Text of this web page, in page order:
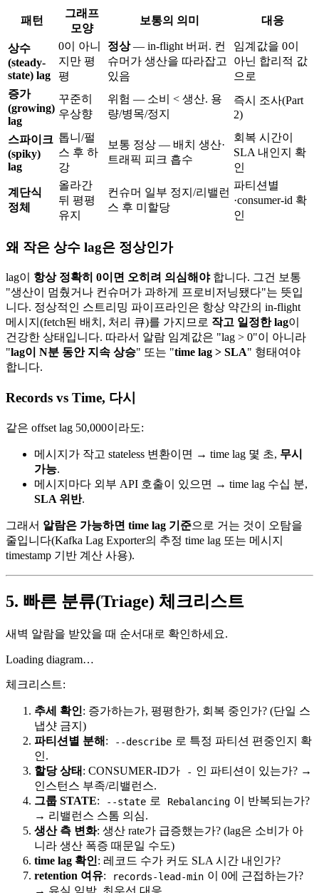
패턴
그래프
모양
보통의 의미 대응
상수
(steady-
state) lag
0이 아니
지만 평
평
정상— in-flight 버퍼. 컨
슈머가 생산을 따라잡고
있음
임계값을 0이
아닌 합리적 값
으로
증가
(growing)
lag
꾸준히
우상향
위험 — 소비 < 생산. 용
량/병목/정지
즉시 조사(Part
2)
스파이크
(spiky)
lag
톱니/펄
스 후 하
강
보통 정상 — 배치 생산·
트래픽 피크 흡수
회복 시간이
SLA 내인지 확
인
계단식
정체
올라간
뒤 평평
유지
컨슈머 일부 정지/리밸런
스 후 미할당
파티션별
·consumer-id 확
인
왜 작은 상수 lag은 정상인가
lag이 항상 정확히 0이면 오히려 의심해야합니다. 그건 보통
"생산이 멈췄거나 컨슈머가 과하게 프로비저닝됐다"는 뜻입
니다. 정상적인 스트리밍 파이프라인은 항상 약간의 in-flight
메시지(fetch된 배치, 처리 큐)를 가지므로 작고 일정한 lag이
건강한 상태입니다. 따라서 알람 임계값은 "lag > 0"이 아니라
"lag이 N분 동안 지속 상승" 또는 "time lag > SLA" 형태여야
합니다.
Records vs Time, 다시
같은 offset lag 50,000이라도:
메시지가 작고 stateless 변환이면 → time lag 몇 초, 무시
가능.
메시지마다 외부 API 호출이 있으면 → time lag 수십 분,
SLA 위반.
그래서 알람은 가능하면 time lag 기준으로 거는 것이 오탐을
줄입니다(Kafka Lag Exporter의 추정 time lag 또는 메시지
timestamp 기반 계산 사용).
5. 빠른 분류(Triage) 체크리스트
새벽 알람을 받았을 때 순서대로 확인하세요.
Loading diagram…
체크리스트:
추세 확인: 증가하는가, 평평한가, 회복 중인가? (단일 스
냅샷 금지)
파티션별 분해 : --describe 로 특정 파티션 편중인지 확
인.
할당 상태 : CONSUMER-ID가 - 인 파티션이 있는가? →
인스턴스 부족/리밸런스.
그룹 STATE: --state 로 Rebalancing 이 반복되는가?
→ 리밸런스 스톰 의심.
생산 측 변화: 생산 rate가 급증했는가? (lag은 소비가 아
니라 생산 폭증 때문일 수도)
time lag 확인: 레코드 수가 커도 SLA 시간 내인가?
retention 여유: records-lead-min 이 0에 근접하는가?